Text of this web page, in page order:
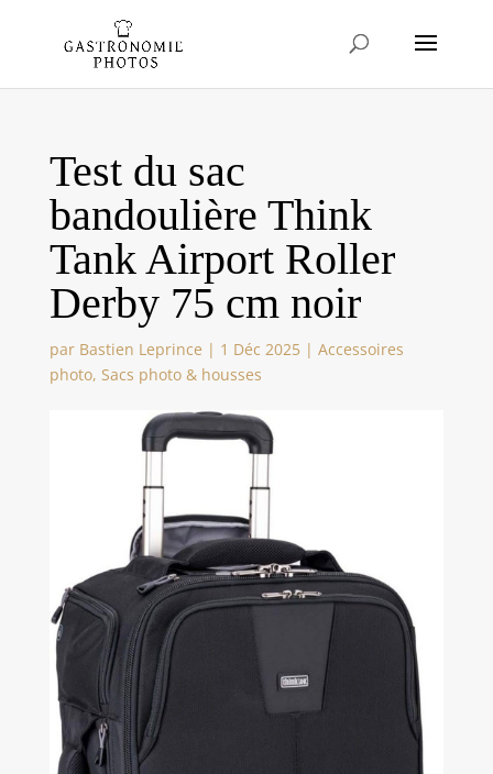
Test du sac
bandoulière Think
Tank Airport Roller
Derby 75 cm noir
par Bastien Leprince | 1 Déc 2025| Accessoires
photo, Sacs photo & housses